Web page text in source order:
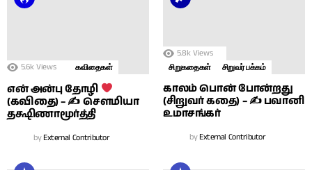
5.6k Views கவிதைகள்
என் அன்பு தோழி
(கவிதை) – ✍ சௌமியா
தக்ஷிணாமூர்த்தி
byExternal Contributor
5.8k Views
சிறுகதைகள் சிறுவர் பக்கம்
காலம் பொன் போன்றது
(சிறுவர் கதை) – ✍ பவானி
உமாசங்கர்
byExternal Contributor